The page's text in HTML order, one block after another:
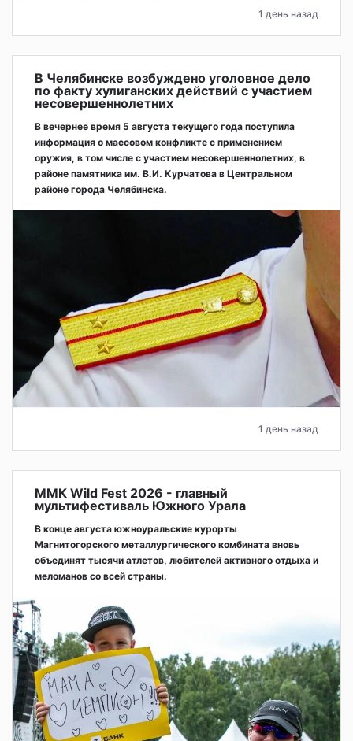
1 день назад
В Челябинске возбуждено уголовное дело
по факту хулиганских действий с участием
несовершеннолетних
В вечернее время 5 августа текущего года поступила
информация о массовом конфликте с применением
оружия, в том числе с участием несовершеннолетних, в
районе памятника им. В.И. Курчатова в Центральном
районе города Челябинска.
1 день назад
ММК Wild Fest 2026 - главный
мультифестиваль Южного Урала
В конце августа южноуральские курорты
Магнитогорского металлургического комбината вновь
объединят тысячи атлетов, любителей активного отдыха и
меломанов со всей страны.